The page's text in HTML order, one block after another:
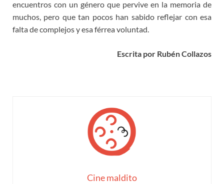
encuentros con un género que pervive en la memoria de
muchos, pero que tan pocos han sabido reflejar con esa
falta de complejos y esa férrea voluntad.
Escrita por Rubén Collazos
Cine maldito